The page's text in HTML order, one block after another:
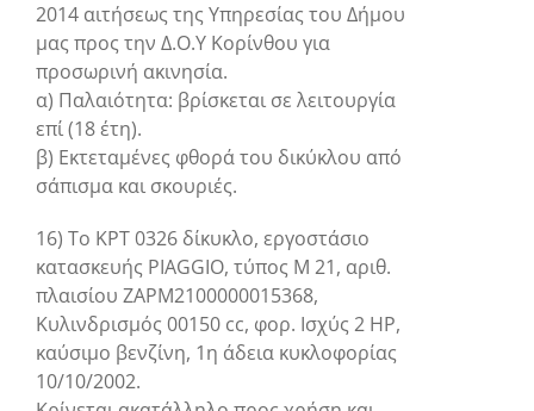
2014 αιτήσεως της Υπηρεσίας του Δήμου
μας προς την Δ.Ο.Υ Κορίνθου για
προσωρινή ακινησία.
α) Παλαιότητα: βρίσκεται σε λειτουργία
επί (18 έτη).
β) Εκτεταμένες φθορά του δικύκλου από
σάπισμα και σκουριές.
16) Το ΚΡΤ 0326 δίκυκλο, εργοστάσιο
κατασκευής PIAGGIO, τύπος Μ 21, αριθ.
πλαισίου ΖΑΡΜ2100000015368,
Κυλινδρισμός 00150 cc, φορ. Ισχύς 2 HP,
καύσιμο βενζίνη, 1η άδεια κυκλοφορίας
10/10/2002.